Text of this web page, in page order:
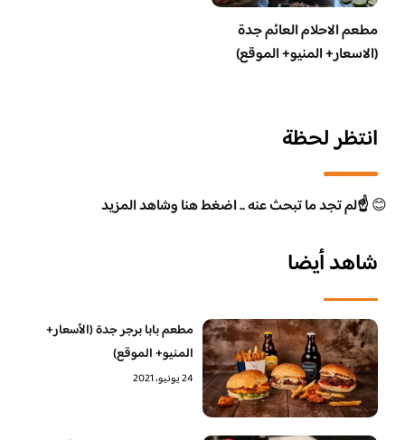
مطعم الاحلام العائم جدة
(الاسعار+ المنيو+ الموقع)
انتظر لحظة
😊☝️لم تجد ما تبحث عنه .. اضغط هنا وشاهد المزيد
شاهد أيضا
مطعم بابا برجر جدة (الأسعار+
المنيو+ الموقع)
24 يونيو، 2021